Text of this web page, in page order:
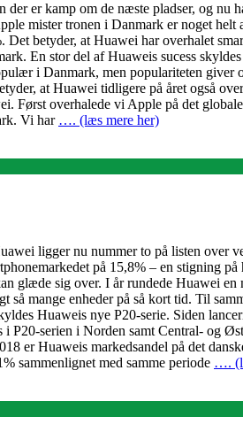
er kamp om de næste pladser, og nu
mister tronen i Danmark er noget
betyder, at Huawei har overhalet
En stor del af Huaweis sucess
i Danmark, men populariteten
at Huawei tidligere på året også
Først overhalede vi Apple på det
Vi har …. (læs mere her)
ligger nu nummer to på listen over
på 15,8% – en stigning
glæde sig over. I år rundede Huawei
mange enheder på så kort tid. Til
Huaweis nye P20-serie. Siden
serien i Norden samt Central- og
er Huaweis markedsandel på det
sammenlignet med samme periode ….